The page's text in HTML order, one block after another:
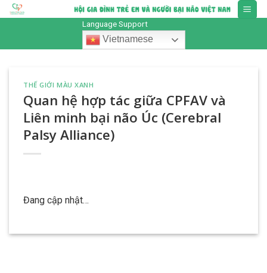
Skip
to
Language Support
Vietnamese
THẾ GIỚI MÀU XANH
Quan hệ hợp tác giữa CPFAV và
Liên minh bại não Úc (Cerebral
Palsy Alliance)
Đang cập nhật…